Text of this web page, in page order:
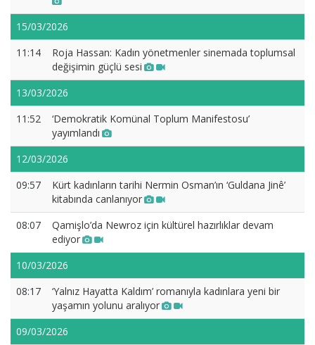
15/03/2026
11:14
Roja Hassan: Kadın yönetmenler sinemada toplumsal
değişimin güçlü sesi
13/03/2026
11:52
‘Demokratik Komünal Toplum Manifestosu’
yayımlandı
12/03/2026
09:57
Kürt kadınların tarihi Nermin Osman’ın ‘Guldana Jinê’
kitabında canlanıyor
08:07
Qamişlo’da Newroz için kültürel hazırlıklar devam
ediyor
10/03/2026
08:17
‘Yalnız Hayatta Kaldım’ romanıyla kadınlara yeni bir
yaşamın yolunu aralıyor
09/03/2026